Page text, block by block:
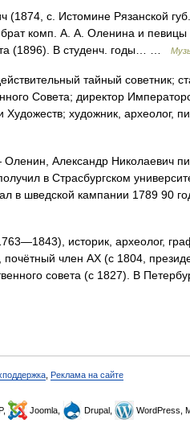
с. Истомине Рязанской губ.
комп. А. А. Оленина и
(1896). В студенч. годы… …
тайный советник;
Совета; директор
Художеств; художник,
Александр Николаевич
в Страсбургском
в шведской кампании 1789 90
историк, археолог,
член АХ (с 1804,
совета (с 1827). В
Реклама на сайте
Joomla, Drupal, WordPress,